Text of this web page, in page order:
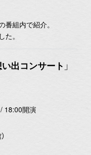
組内で紹介。
。
出コンサート」
18:00開演